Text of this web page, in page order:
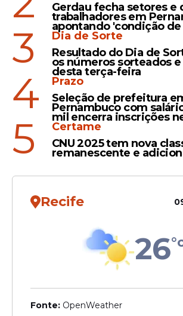
Direito
Testemunhas
podem
TRANSFUSÃO
decide STF
Veja Também
“Disso resulta que, quando se
de um cenário em que há
vida, havendo recurso
reverter o quadro clínico, o
conseguinte, seus agentes,
para impedir a morte do
Gerdau fecha setores e
trabalhadores em
apontando 'condição
3
Dia de Sorte
Resultado do Dia de
os números sorteados
desta terça-feira
4
Prazo
Seleção de prefeitura
Pernambuco com
mil encerra inscrições
5
Certame
CNU 2025 tem nova
remanescente e
Recife
26
Fonte: OpenWeather